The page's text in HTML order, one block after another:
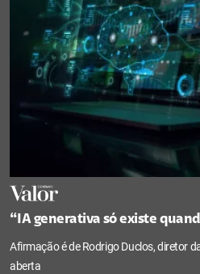
“IA generativa só existe
Afirmação é de Rodrigo Duclos, diretor
aberta